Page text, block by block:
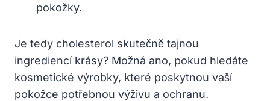
pokožky.
Je tedy cholesterol skutečně tajnou
ingrediencí krásy? Možná ano, pokud hledáte
kosmetické výrobky, které poskytnou vaší
pokožce potřebnou výživu a ochranu.